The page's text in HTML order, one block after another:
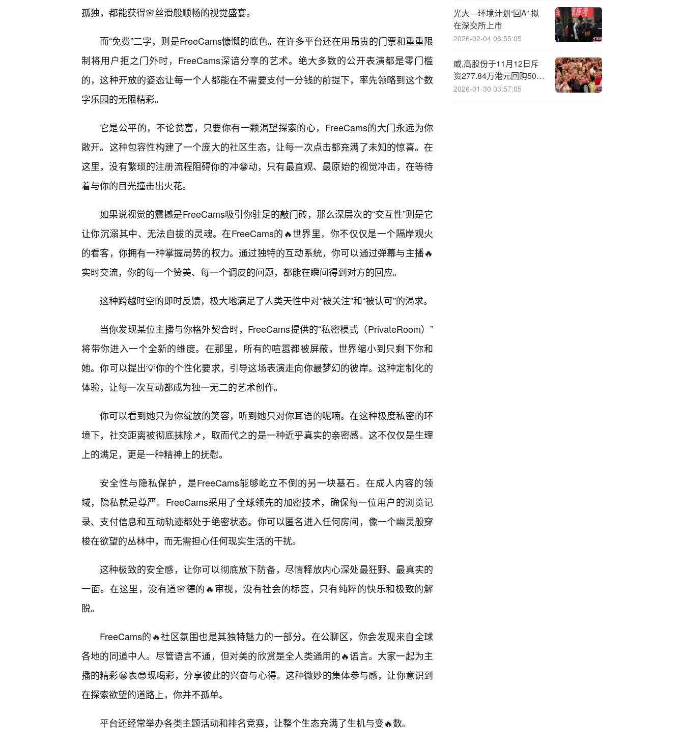
孤独，都能获得🌸丝滑般顺畅的视觉盛宴。
而“免费”二字，则是FreeCams慷慨的底色。在许多平台还在用昂贵的门票和重重限
制将用户拒之门外时，FreeCams深谙分享的艺术。绝大多数的公开表演都是零门槛
的，这种开放的姿态让每一个人都能在不需要支付一分钱的前提下，率先领略到这个数
字乐园的无限精彩。
它是公平的，不论贫富，只要你有一颗渴望探索的心，FreeCams的大门永远为你
敞开。这种包容性构建了一个庞大的社区生态，让每一次点击都充满了未知的惊喜。在
这里，没有繁琐的注册流程阻碍你的冲😁动，只有最直观、最原始的视觉冲击，在等待
着与你的目光撞击出火花。
如果说视觉的震撼是FreeCams吸引你驻足的敲门砖，那么深层次的“交互性”则是它
让你沉溺其中、无法自拔的灵魂。在FreeCams的🔥世界里，你不仅仅是一个隔岸观火
的看客，你拥有一种掌握局势的权力。通过独特的互动系统，你可以通过弹幕与主播🔥
实时交流，你的每一个赞美、每一个调皮的问题，都能在瞬间得到对方的回应。
这种跨越时空的即时反馈，极大地满足了人类天性中对“被关注”和“被认可”的渴求。
当你发现某位主播与你格外契合时，FreeCams提供的“私密模式（PrivateRoom）”
将带你进入一个全新的维度。在那里，所有的喧嚣都被屏蔽，世界缩小到只剩下你和
她。你可以提出💡你的个性化要求，引导这场表演走向你最梦幻的彼岸。这种定制化的
体验，让每一次互动都成为独一无二的艺术创作。
你可以看到她只为你绽放的笑容，听到她只对你耳语的呢喃。在这种极度私密的环
境下，社交距离被彻底抹除📌，取而代之的是一种近乎真实的亲密感。这不仅仅是生理
上的满足，更是一种精神上的抚慰。
安全性与隐私保护，是FreeCams能够屹立不倒的另一块基石。在成人内容的领
域，隐私就是尊严。FreeCams采用了全球领先的加密技术，确保每一位用户的浏览记
录、支付信息和互动轨迹都处于绝密状态。你可以匿名进入任何房间，像一个幽灵般穿
梭在欲望的丛林中，而无需担心任何现实生活的干扰。
这种极致的安全感，让你可以彻底放下防备，尽情释放内心深处最狂野、最真实的
一面。在这里，没有道🌸德的🔥审视，没有社会的标签，只有纯粹的快乐和极致的解
脱。
FreeCams的🔥社区氛围也是其独特魅力的一部分。在公聊区，你会发现来自全球
各地的同道中人。尽管语言不通，但对美的欣赏是全人类通用的🔥语言。大家一起为主
播的精彩😀表😎现喝彩，分享彼此的兴奋与心得。这种微妙的集体参与感，让你意识到
在探索欲望的道路上，你并不孤单。
平台还经常举办各类主题活动和排名竞赛，让整个生态充满了生机与变🔥数。
光大—环境计划“回A” 拟
在深交所上市
2026-02-04 06:55:05
威,高股份于11月12日斥
资277.84万港元回购50万
股
2026-01-30 03:57:05